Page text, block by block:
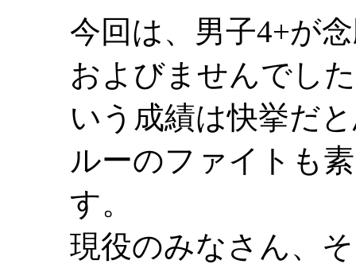
今回は、男子4+が
およびませんでし
いう成績は快挙だ
ルーのファイトも
す。
現役のみなさん、